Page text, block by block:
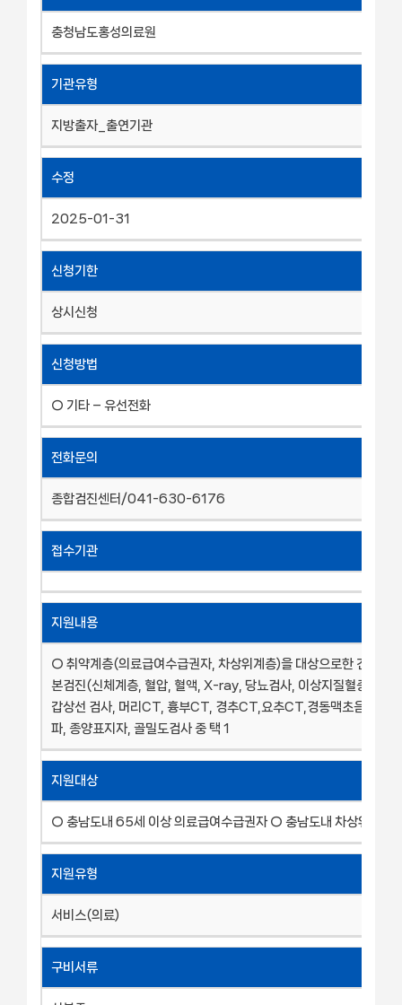
충청남도홍성의료원
기관유형
지방출자_출연기관
수정
2025-01-31
신청기한
상시신청
신청방법
○ 기타 – 유선전화
전화문의
종합검진센터/041-630-6176
접수기관
지원내용
○ 취약계층(의료급여수급권자, 차상위계층)을 대상으로한 건강검
본검진(신체계층, 혈압, 혈액, X-ray, 당뇨검사, 이상지질혈증 검사
갑상선 검사, 머리CT, 흉부CT, 경추CT,요추CT,경동맥초음파, 복
파, 종양표지자, 골밀도검사 중 택 1
지원대상
○ 충남도내 65세 이상 의료급여수급권자 ○ 충남도내 차상위 계층
지원유형
서비스(의료)
구비서류